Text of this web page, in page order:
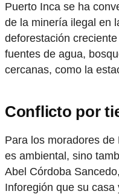
Puerto Inca se ha
de la minería ilegal en
deforestación
fuentes de agua,
cercanas, como la
Conflicto por
Para los moradores
es ambiental, sino
Abel Córdoba
Inforegión que su